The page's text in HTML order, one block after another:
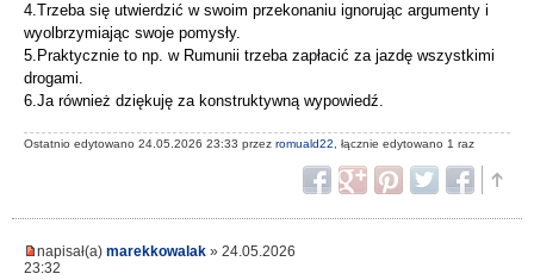
4.Trzeba się utwierdzić w swoim przekonaniu ignorując argumenty i
wyolbrzymiając swoje pomysły.
5.Praktycznie to np. w Rumunii trzeba zapłacić za jazdę wszystkimi
drogami.
6.Ja również dziękuję za konstruktywną wypowiedź.
Ostatnio edytowano 24.05.2026 23:33 przez romuald22 , łącznie edytowano 1 raz
napisał(a) marekkowalak » 24.05.2026
23:32